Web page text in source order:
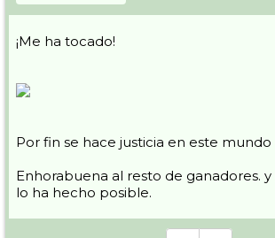
¡Me ha tocado!
Por fin se hace justicia en este mundo
Enhorabuena al resto de ganadores. y
lo ha hecho posible.